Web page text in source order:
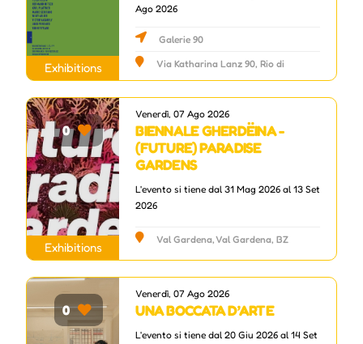
Exhibitions
Ago 2026
Galerie 90
Via Katharina Lanz 90, Rio di
Pusteria, BZ
0
Exhibitions
Venerdì, 07 Ago 2026
BIENNALE GHERDËINA -
(FUTURE) PARADISE
GARDENS
L'evento si tiene dal 31 Mag 2026 al 13 Set
2026
Val Gardena, Val Gardena, BZ
0
Venerdì, 07 Ago 2026
UNA BOCCATA D’ARTE
L'evento si tiene dal 20 Giu 2026 al 14 Set